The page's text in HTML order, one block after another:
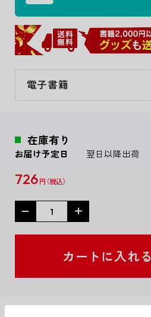
電子書籍
在庫有り
お届け予定日 翌日以降出荷
726 円